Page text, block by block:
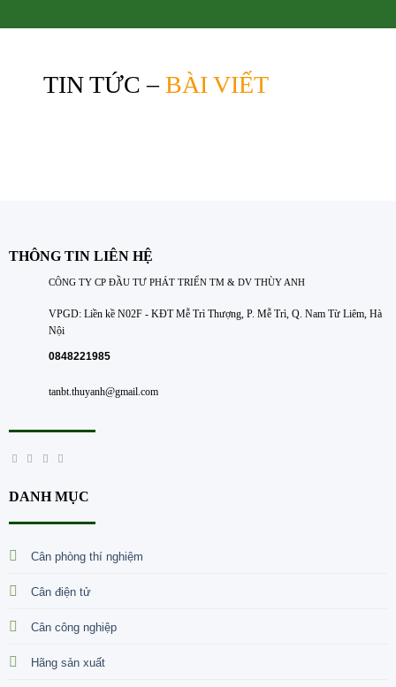
TIN TỨC –BÀI VIẾT
THÔNG TIN LIÊN HỆ
CÔNG TY CP ĐẦU TƯ PHÁT TRIỂN TM & DV THÙY ANH
VPGD: Liền kề N02F - KĐT Mễ Trì Thượng, P. Mễ Trì, Q. Nam Từ Liêm, Hà
Nội
0848221985
tanbt.thuyanh@gmail.com
DANH MỤC
Cân phòng thí nghiệm
Cân điện tử
Cân công nghiệp
Hãng sản xuất